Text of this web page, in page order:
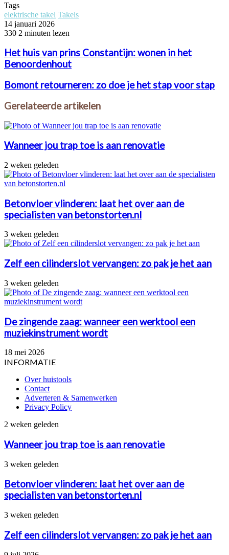
Tags
elektrische takel Takels
14 januari 2026
330 2 minuten lezen
Het huis van prins Constantijn: wonen in het
Benoordenhout
Bomont retourneren: zo doe je het stap voor stap
Gerelateerde artikelen
Wanneer jou trap toe is aan renovatie
2 weken geleden
Betonvloer vlinderen: laat het over aan de
specialisten van betonstorten.nl
3 weken geleden
Zelf een cilinderslot vervangen: zo pak je het aan
3 weken geleden
De zingende zaag: wanneer een werktool een
muziekinstrument wordt
18 mei 2026
INFORMATIE
Over huistools
Contact
Adverteren & Samenwerken
Privacy Policy
Wanneer
trap
toe
is
aan
renovatie
2 weken geleden
Wanneer jou trap toe is aan renovatie
Betonvloer
laat
het
over
de
van
3 weken geleden
Betonvloer vlinderen: laat het over aan de
specialisten van betonstorten.nl
Zelf
cilinderslot
vervangen:
zo
3 weken geleden
Zelf een cilinderslot vervangen: zo pak je het aan